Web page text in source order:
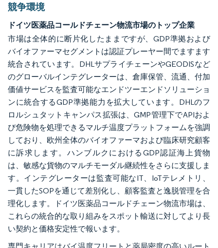
競争環境
ドイツ医薬品コールドチェーン物流市場のトップ企業
市場は全体的に断片化したままですが、GDP準拠および
バイオファーマセグメントは認証プレーヤー間でますます
統合されています。DHLサプライチェーンやGEODISなど
のグローバルインテグレーターは、倉庫保管、流通、付加
価値サービスを監査可能なエンドツーエンドソリューショ
ンに統合するGDP準拠能力を拡大しています。DHLのフ
ロルシュタットキャンパス拡張は、GMP管理下でAPIおよ
び危険物を処理できるマルチ温度プラットフォームを強調
しており、欧州全体のバイオファーマおよび臨床研究顧客
に訴求します。ハンブルクにおけるGDP認証海上貨物
は、敏感な貨物のマルチモーダル継続性をさらに支援しま
す。インテグレーターは監査可能なIT、IoTテレメトリ、
一貫したSOPを通じて差別化し、顧客監査と逸脱管理を合
理化します。ドイツ医薬品コールドチェーン物流市場は、
これらの統合的な取り組みをスポット輸送に対してより長
い契約と価格安定性で報います。